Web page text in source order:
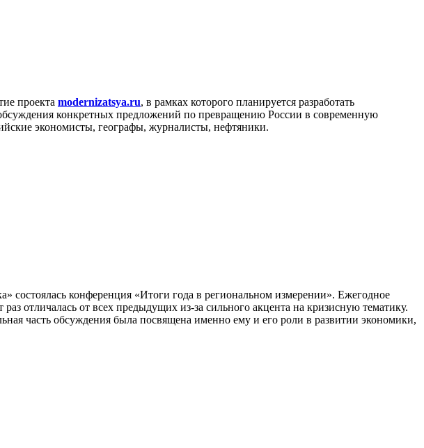
проекта modernizatsya.ru, в рамках которого планируется разработать
конкретных предложений по превращению России в современную
экономисты, географы, журналисты, нефтяники.
состоялась конференция «Итоги года в региональном измерении». Ежегодное
отличалась от всех предыдущих из-за сильного акцента на кризисную тематику.
часть обсуждения была посвящена именно ему и его роли в развитии экономики,